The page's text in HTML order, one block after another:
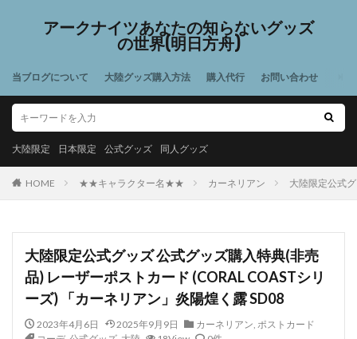
アークナイツあなたの知らないグッズ
の世界(明日方舟)
当ブログについて 大陸グッズ購入方法 購入代行 お問い合わせ
大陸限定 日本限定 公式グッズ 同人グッズ
HOME ★★キャラクター名★★ カーネリアン 大陸限定公式
大陸限定公式グッズ 公式グッズ購入特典(非売
品) レーザーポストカード (CORAL COASTシリ
ーズ) 「カーネリアン」炎陽煌く露 SD08
2023年4月6日 2025年9月9日 カーネリアン, ポストカード